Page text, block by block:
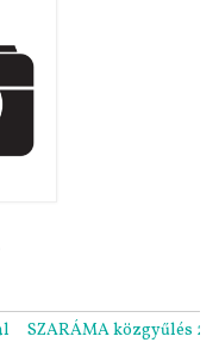
SZARÁMA közgyűlés